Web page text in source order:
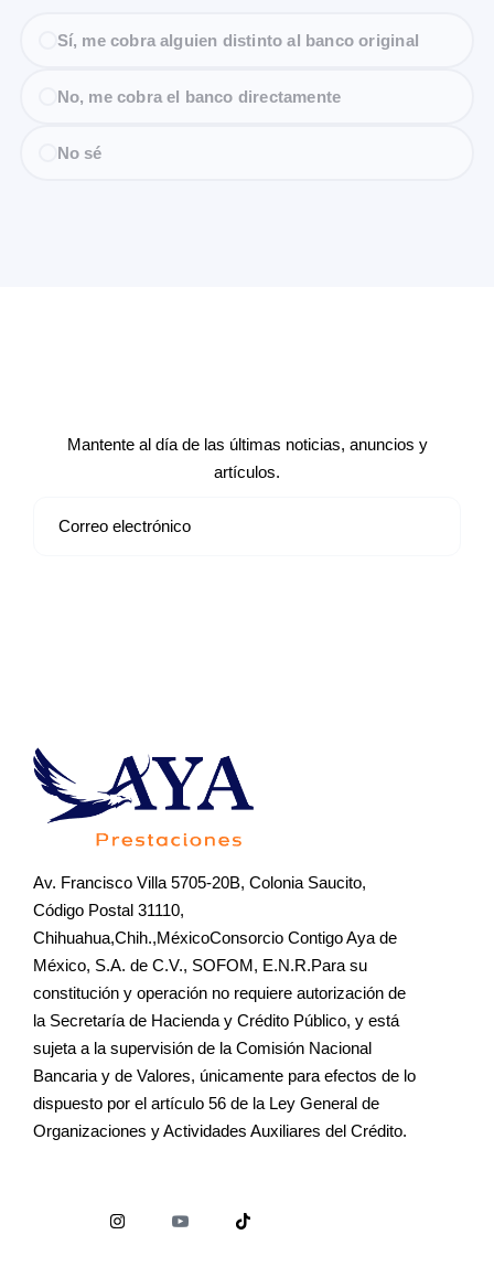
Sí, me cobra alguien distinto al banco original
No, me cobra el banco directamente
No sé
Mantente al día de las últimas noticias, anuncios y
artículos.
Av. Francisco Villa 5705-20B, Colonia Saucito,
Código Postal 31110,
Chihuahua,Chih.,MéxicoConsorcio Contigo Aya de
México, S.A. de C.V., SOFOM, E.N.R.Para su
constitución y operación no requiere autorización de
la Secretaría de Hacienda y Crédito Público, y está
sujeta a la supervisión de la Comisión Nacional
Bancaria y de Valores, únicamente para efectos de lo
dispuesto por el artículo 56 de la Ley General de
Organizaciones y Actividades Auxiliares del Crédito.